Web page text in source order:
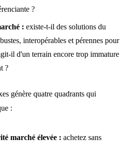
?
: existe-t-il des solutions du
interopérables et pérennes pour
il d'un terrain encore trop immature
?
génère quatre quadrants qui
:
marché élevée : achetez sans